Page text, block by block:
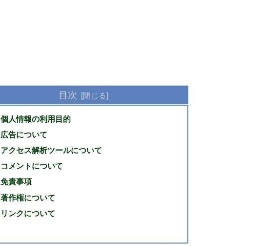
目次
個人情報の利用目的
広告について
アクセス解析ツールについて
コメントについて
免責事項
著作権について
リンクについて